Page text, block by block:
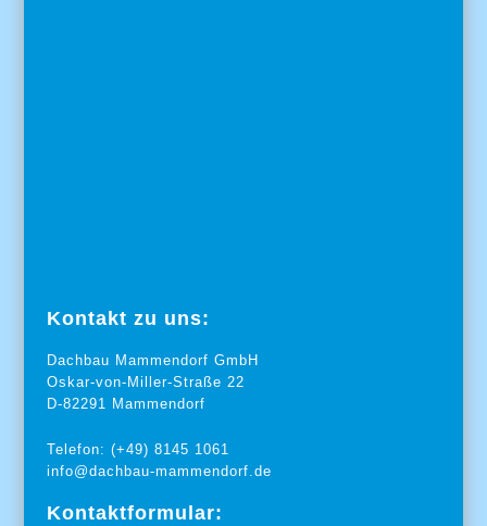
Kontakt zu uns:
Dachbau Mammendorf GmbH
Oskar-von-Miller-Straße 22
D-82291 Mammendorf
Telefon: (+49) 8145 1061
info@dachbau-mammendorf.de
Kontaktformular: